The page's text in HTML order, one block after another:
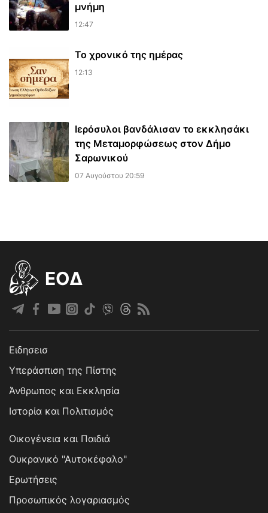
μνήμη
12:47
Το χρονικό της ημέρας
12:13
Ιερόσυλοι βανδάλισαν το εκκλησάκι
της Μεταμορφώσεως στον Δήμο
Σαρωνικού
07 Αυγούστου 20:59
EOΔ
Ειδησεισ
Υπεράσπιση της Πίστης
Άνθρωπος και Εκκλησία
Ιστορία και Πολιτισμός
Οικογένεια και Παιδιά
Ουκρανικό "Αυτοκέφαλο"
Ερωτήσεις
Προσωπικός λογαριασμός